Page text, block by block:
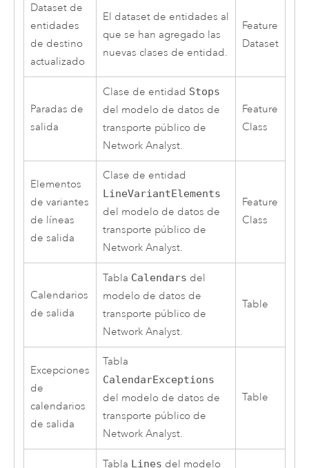
Dataset de
entidades
de destino
actualizado
El dataset de entidades al
que se han agregado las
nuevas clases de entidad.
Feature
Dataset
Paradas de
salida
Clase de entidad Stops
del modelo de datos de
transporte público de
Network Analyst.
Feature
Class
Elementos
de variantes
de líneas
de salida
Clase de entidad
LineVariantElements
del modelo de datos de
transporte público de
Network Analyst.
Feature
Class
Calendarios
de salida
Tabla Calendars del
modelo de datos de
transporte público de
Network Analyst.
Table
Excepciones
de
calendarios
de salida
Tabla
CalendarExceptions
del modelo de datos de
transporte público de
Network Analyst.
Table
Tabla Lines del modelo